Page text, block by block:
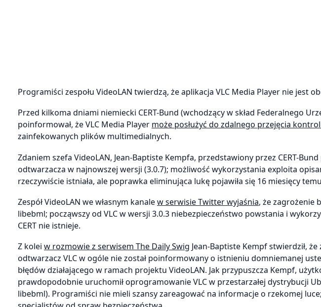
Programiści zespołu VideoLAN twierdzą, że aplikacja VLC Media Player nie jest
Przed kilkoma dniami niemiecki CERT-Bund (wchodzący w skład Federalnego
poinformował, że VLC Media Player może posłużyć do zdalnego przejęcia
zainfekowanych plików multimedialnych.
Zdaniem szefa VideoLAN, Jean-Baptiste Kempfa, przedstawiony przez CERT-
odtwarzacza w najnowszej wersji (3.0.7); możliwość wykorzystania exploita
rzeczywiście istniała, ale poprawka eliminująca lukę pojawiła się 16 miesięcy
Zespół VideoLAN we własnym kanalew serwisie Twitter wyjaśnia, że zagrożenie
libebml; począwszy od VLC w wersji 3.0.3 niebezpieczeństwo powstania i
CERT nie istnieje.
Z kolei w rozmowie z serwisem The Daily Swig Jean-Baptiste Kempf stwierdził,
odtwarzacz VLC w ogóle nie został poinformowany o istnieniu domniemanej
błędów działającego w ramach projektu VideoLAN. Jak przypuszcza Kempf,
prawdopodobnie uruchomił oprogramowanie VLC w przestarzałej dystrybucji
libebml). Programiści nie mieli szansy zareagować na informacje o rzekomej